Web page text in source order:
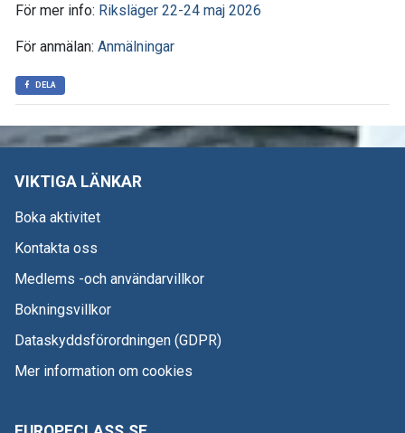
För mer info: Riksläger 22-24 maj 2026
För anmälan: Anmälningar
DELA
VIKTIGA LÄNKAR
Boka aktivitet
Kontakta oss
Medlems -och användarvillkor
Bokningsvillkor
Dataskyddsförordningen (GDPR)
Mer information om cookies